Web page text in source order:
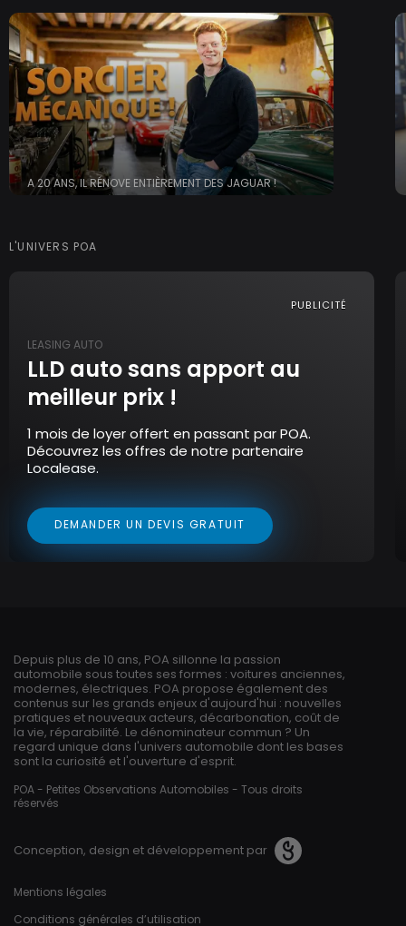
A 20 ANS, IL RÉNOVE ENTIÈREMENT DES JAGUAR !
L'UNIVERS POA
PUBLICITÉ
LEASING AUTO
LLD auto sans apport au
meilleur prix !
1 mois de loyer offert en passant par POA.
Découvrez les offres de notre partenaire
Localease.
DEMANDER UN DEVIS GRATUIT
Depuis plus de 10 ans, POA sillonne la passion
automobile sous toutes ses formes : voitures anciennes,
modernes, électriques. POA propose également des
contenus sur les grands enjeux d'aujourd'hui : nouvelles
pratiques et nouveaux acteurs, décarbonation, coût de
la vie, réparabilité. Le dénominateur commun ? Un
regard unique dans l'univers automobile dont les bases
sont la curiosité et l'ouverture d'esprit.
POA - Petites Observations Automobiles - Tous droits
réservés
Conception, design et développement par
Pied de page
Mentions légales
Conditions générales d’utilisation